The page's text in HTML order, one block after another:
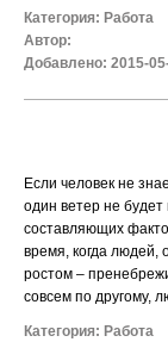
Категория: Работа
Автор:
Добавлено: 2015-
Если человек не
один ветер не
составляющих
время, когда людей,
ростом –
совсем по другому,
Категория: Работа